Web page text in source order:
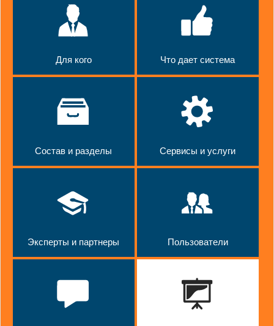
Для кого Что дает система
Состав и разделы Сервисы и услуги
Эксперты и партнеры Пользователи